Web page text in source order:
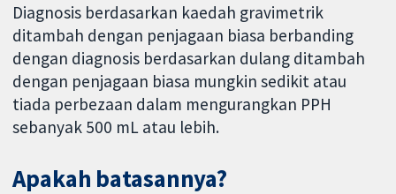
Diagnosis berdasarkan kaedah gravimetrik
ditambah dengan penjagaan biasa berbanding
dengan diagnosis berdasarkan dulang ditambah
dengan penjagaan biasa mungkin sedikit atau
tiada perbezaan dalam mengurangkan PPH
sebanyak 500 mL atau lebih.
Apakah batasannya?